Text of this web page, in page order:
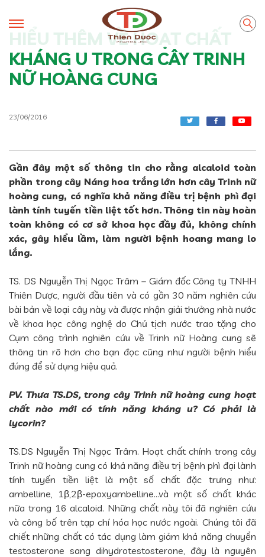
HIỂU THÊM VỀ HOẠT CHẤT
KHÁNG U TRONG CÂY TRINH
NỮ HOÀNG CUNG
23/06/2016
Gần đây một số thông tin cho rằng alcaloid toàn
phần trong cây Náng hoa trắng lớn hơn cây Trinh nữ
hoàng cung, có nghĩa khả năng điều trị bệnh phì đại
lành tính tuyến tiền liệt tốt hơn. Thông tin này hoàn
toàn không có cơ sở khoa học đầy đủ, không chính
xác, gây hiểu lầm, làm người bệnh hoang mang lo
lắng.
TS. DS Nguyễn Thị Ngọc Trâm – Giám đốc Công ty TNHH
Thiên Dược, người đầu tiên và có gần 30 năm nghiên cứu
bài bản về loại cây này và được nhận giải thưởng nhà nước
về khoa học công nghệ do Chủ tịch nước trao tặng cho
Cụm công trình nghiên cứu về Trinh nữ Hoàng cung sẽ
thông tin rõ hơn cho bạn đọc cũng như người bệnh hiểu
đúng để sử dụng hiệu quả.
PV. Thưa TS.DS, trong cây Trinh nữ hoàng cung hoạt
chất nào mới có tính năng kháng u? Có phải là
lycorin?
TS.DS Nguyễn Thị Ngọc Trâm. Hoạt chất chính trong cây
Trinh nữ hoàng cung có khả năng điều trị bệnh phì đại lành
tính tuyến tiền liệt là một số chất đặc trưng như:
ambelline, 1β,2β-epoxyambelline…và một số chất khác
nữa trong 16 alcaloid. Những chất này tôi đã nghiên cứu
và công bố trên tạp chí hóa học nước ngoài. Chúng tôi đã
chiết những chất có tác dụng làm giảm khả năng chuyển
testosterone sang dihydrotestosterone, đây là nguyên